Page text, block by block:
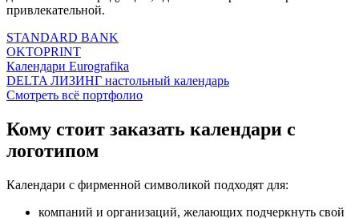
привлекательной.
STANDARD BANK
OKTOPRINT
Календари Eurografika
DELTA ЛИЗИНГ настольный календарь
Смотреть всё портфолио
Кому стоит заказать календари с
логотипом
Календари с фирменной символикой подходят для:
компаний и организаций, желающих подчеркнуть свой